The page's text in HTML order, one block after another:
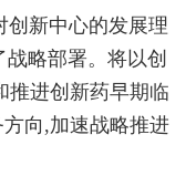
新中心的发展理
略部署。将以创
推进创新药早期临
向,加速战略推进